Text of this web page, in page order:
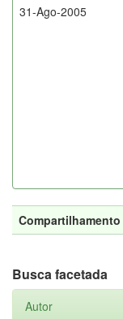
31-Ago-2005
Compartilhamento
Busca facetada
Autor